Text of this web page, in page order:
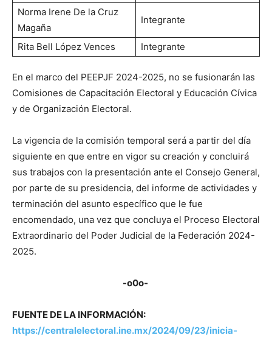
Norma Irene De la Cruz
Magaña
Integrante
Rita Bell López Vences Integrante
En el marco del PEEPJF 2024-2025, no se fusionarán las
Comisiones de Capacitación Electoral y Educación Cívica
y de Organización Electoral.
La vigencia de la comisión temporal será a partir del día
siguiente en que entre en vigor su creación y concluirá
sus trabajos con la presentación ante el Consejo General,
por parte de su presidencia, del informe de actividades y
terminación del asunto específico que le fue
encomendado, una vez que concluya el Proceso Electoral
Extraordinario del Poder Judicial de la Federación 2024-
2025.
-o0o-
FUENTE DE LA INFORMACIÓN:
https://centralelectoral.ine.mx/2024/09/23/inicia-